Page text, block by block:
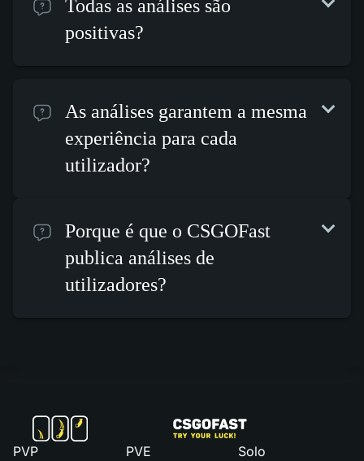
Todas as análises são
positivas?
As análises garantem a mesma
experiência para cada
utilizador?
Porque é que o CSGOFast
publica análises de
utilizadores?
PVP PVE Solo